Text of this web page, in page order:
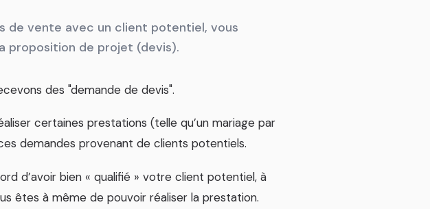
de vente avec un client potentiel, vous
proposition de projet (devis).
des "demande de devis".
certaines prestations (telle qu’un mariage par
demandes provenant de clients potentiels.
d’avoir bien « qualifié » votre client potentiel, à
êtes à même de pouvoir réaliser la prestation.